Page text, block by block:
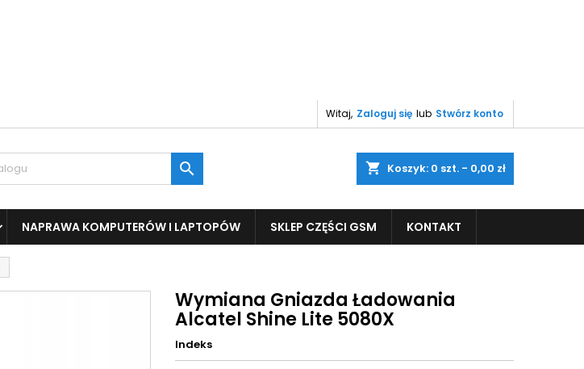
Witaj, Zaloguj się lub Stwórz konto
shopping_cart Koszyk: 0 szt. - 0,00 zł

NAPRAWA KOMPUTERÓW I LAPTOPÓW SKLEP CZĘŚCI GSM KONTAKT
Wymiana Gniazda Ładowania
Alcatel Shine Lite 5080X
Indeks